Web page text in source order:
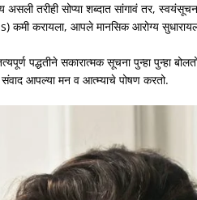
असली तरीही सोप्या शब्दात सांगावं तर,
करायला, आपले मानसिक आरोग्य
पद्धतीने सकारात्मक सूचना पुन्हा पुन्हा
संवाद आपल्या मन व आत्म्याचे पोषण करतो.